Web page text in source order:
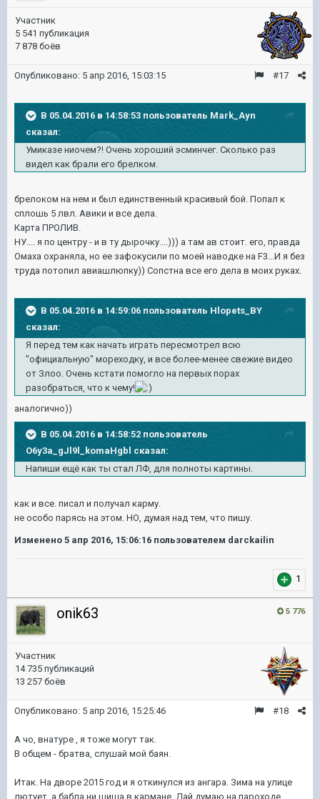
Участник
5 541 публикация
7 878 боёв
#17
Опубликовано: 5 апр 2016, 15:03:15
В 05.04.2016 в 14:58:53 пользователь Mark_Ayn
сказал:
Умиказе ниочем?! Очень хороший эсминчег. Сколько раз
видел как брали его брелком.
брелоком на нем и был единственный красивый бой. Попал к
сплошь 5 лвл. Авики и все дела.
Карта ПРОЛИВ.
НУ.... я по центру - и в ту дырочку....))) а там ав стоит. его, правда
Омаха охраняла, но ее зафокусили по моей наводке на F3...И я без
труда потопил авиашлюпку)) Сопстна все его дела в моих руках.
В 05.04.2016 в 14:59:06 пользователь Hlopets_BY
сказал:
Я перед тем как начать играть пересмотрел всю
"официальную" мореходку, и все более-менее свежие видео
от Злоо. Очень кстати помогло на первых порах
разобраться, что к чему!
аналогично))
В 05.04.2016 в 14:58:52 пользователь
O6y3a_gJl9l_komaHgbl сказал:
Напиши ещё как ты стал ЛФ, для полноты картины.
как и все. писал и получал карму.
не особо парясь на этом. НО, думая над тем, что пишу.
Изменено 5 апр 2016, 15:06:16 пользователем darckailin
1
5 776
onik63
Участник
14 735 публикаций
13 257 боёв
#18
Опубликовано: 5 апр 2016, 15:25:46
А чо, внатуре , я тоже могут так.
В общем - братва, слушай мой баян.
Итак. На дворе 2015 год и я откинулся из ангара. Зима на улице
лютует, а бабла ни шиша в кармане. Дай думаю на пароходе